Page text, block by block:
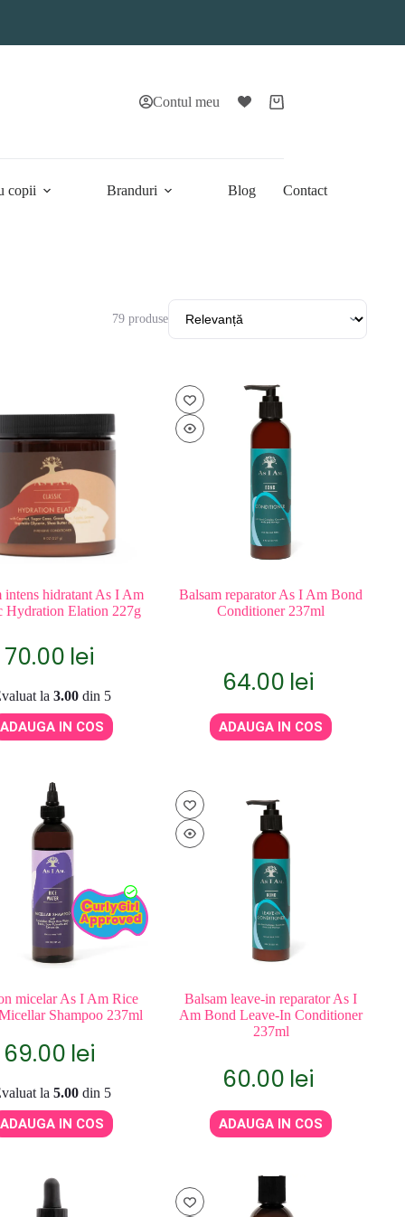
Contul meu
Coș
copii Branduri Blog Contact
79 produse
intens hidratant As I Am
Hydration Elation 227g
70.00 lei
la 3.00din 5
ADAUGA IN COS
Balsam reparator As I Am Bond
Conditioner 237ml
64.00 lei
ADAUGA IN COS
micelar As I Am Rice
Shampoo 237ml
69.00 lei
la 5.00din 5
ADAUGA IN COS
Balsam leave-in reparator As I
Am Bond Leave-In Conditioner
237ml
60.00 lei
ADAUGA IN COS